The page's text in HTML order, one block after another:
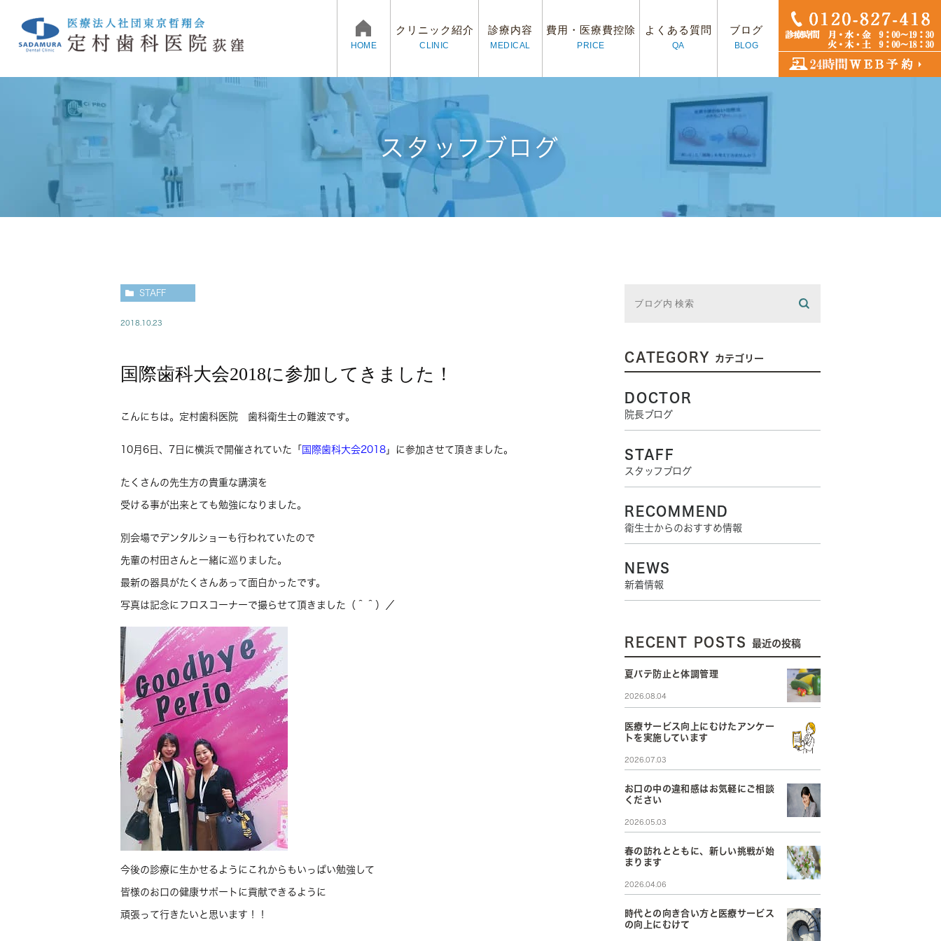
HOME
クリニック紹介
CLINIC
クリニック紹介TOP 定村歯科医院の3つの魅力 院長紹介
アクセス
診療の流れ
院内紹介 求人情報 プライバシーポリシー
診療内容
MEDICAL
一般歯科 予防治療 審美治療 矯正歯科
入れ歯治療
訪問歯科診療
費用・医療費控除
PRICE
よくある質問
QA
ブログ
BLOG
院長ブログ スタッフブログ スタッフブログ
STAFF
2018.10.23
国際歯科大会2018に参加してきました！
こんにちは。定村歯科医院 歯科衛生士の難波です。
10月6日、7日に横浜で開催されていた「 国際歯科大会2018 」に参加させて頂きました。
たくさんの先生方の貴重な講演を
受ける事が出来とても勉強になりました。
別会場でデンタルショーも行われていたので
先輩の村田さんと一緒に巡りました。
最新の器具がたくさんあって面白かったです。
写真は記念にフロスコーナーで撮らせて頂きました（＾＾）／
今後の診療に生かせるようにこれからもいっぱい勉強して
皆様のお口の健康サポートに貢献できるように
頑張って行きたいと思います！！
CATEGORY カテゴリー
DOCTOR
院長ブログ
STAFF
スタッフブログ
RECOMMEND
衛生士からのおすすめ情報
NEWS
新着情報
RECENT POSTS 最近の投稿
夏バテ防止と体調管理
2026.08.04
医療サービス向上にむけたアンケー
トを実施しています
2026.07.03
お口の中の違和感はお気軽にご相談
ください
2026.05.03
春の訪れとともに、新しい挑戦が始
まります
2026.04.06
時代との向き合い方と医療サービス
の向上にむけて